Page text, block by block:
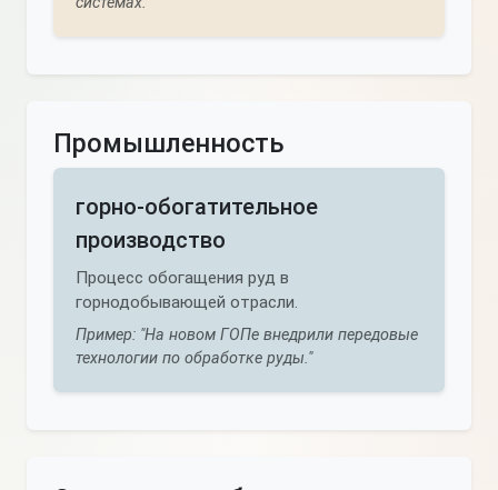
Промышленность
горно-обогатительное
производство
Процесс обогащения руд в
горнодобывающей отрасли.
Пример: "На новом ГОПе внедрили передовые
технологии по обработке руды."